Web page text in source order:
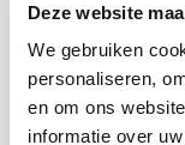
Deze website
We gebruiken
personaliseren,
en om ons
informatie over
Blijf op de
Ontvang het
evenementen